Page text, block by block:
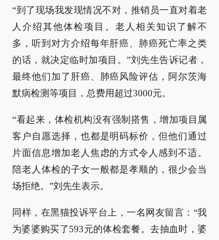
“到了现场我发现情况不对，推销员一直对着老
人介绍其他体检项目。老人相关知识了解不
多，听到对方介绍每年肝癌、肺癌死亡率之类
的话，就决定临时加项目。”刘先生告诉记者，
最终他们加了肝癌、肺癌风险评估，阿尔茨海
默病检测等项目，总费用超过3000元。
“看起来，体检机构没有强制搭售，增加项目属
客户自愿选择，也都是明码标价，但他们通过
片面信息增加老人焦虑的方式令人感到不适。
陪老人体检的子女一般都是孝顺的，很少会当
场拒绝。”刘先生表示。
同样，在黑猫投诉平台上，一名网友留言：“我
为婆婆购买了593元的体检套餐。去抽血时，婆